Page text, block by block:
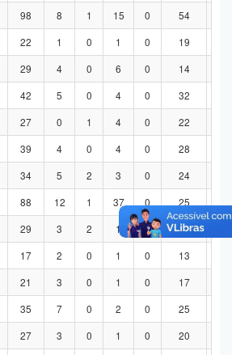
98 8 1 15 0 54
22 1 0 1 0 19
29 4 0 6 0 14
42 5 0 4 0 32
27 0 1 4 0 22
39 4 0 4 0 28
34 5 2 3 0 24
88 12 1 37 0 25
29 3 2 1 0 21
17 2 0 1 0 13
21 3 0 1 0 17
35 7 0 2 0 25
27 3 0 1 0 20